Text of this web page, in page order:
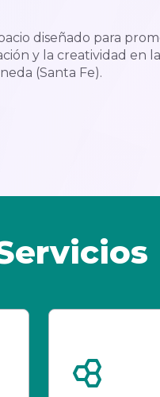
diseñado para
y la creatividad en
(Santa Fe).